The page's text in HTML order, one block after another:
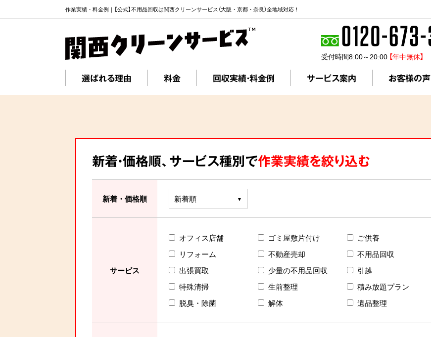
作業実績・料金例｜【公式】不用品回収は関西クリーンサービス（大阪・京都・奈良）全地域対応！
受付時間8:00～20:00 【年中無休】
選ばれる理由 料金 回収実績・料金例 サービス案内 お客様の声
新着・価格順、サービス種別で作業実績を絞り込む
新着・価格順
サービス
オフィス店舗 ゴミ屋敷片付け ご供養
リフォーム
不動産売却 不用品回収
出張買取
少量の不用品回収 引越
特殊清掃
生前整理 積み放題プラン
脱臭・除菌
解体 遺品整理